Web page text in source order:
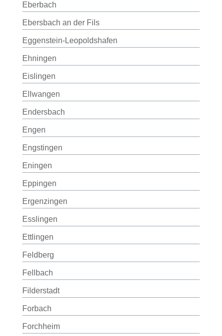
Eberbach
Ebersbach an der Fils
Eggenstein-Leopoldshafen
Ehningen
Eislingen
Ellwangen
Endersbach
Engen
Engstingen
Eningen
Eppingen
Ergenzingen
Esslingen
Ettlingen
Feldberg
Fellbach
Filderstadt
Forbach
Forchheim